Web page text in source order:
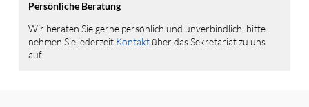
Persönliche Beratung
Wir beraten Sie gerne persönlich und unverbindlich, bitte
nehmen Sie jederzeit Kontaktüber das Sekretariat zu uns
auf.